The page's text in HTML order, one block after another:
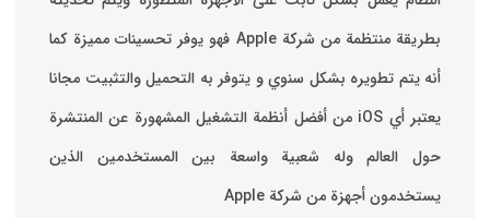
بطريقة منتظمة من شركة Apple فهو يوفر تحسينات مميزة كما
أنه يتم تطويره بشكل سنوي و يتوفر به التحميل والتثبيت مجانا
‏يعتبر أي iOS من أفضل أنظمة التشغيل المشهورة عن المنتشرة
حول العالم وله شعبية واسعة بين المستخدمين الذين
يستخدمون أجهزة من شركة Apple